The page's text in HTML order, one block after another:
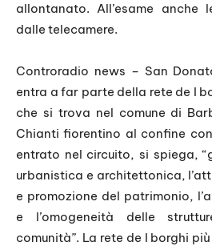
allontanato. All’esame anche
dalle telecamere.
Controradio news – San
entra a far parte della rete de I
che si trova nel comune di
Chianti fiorentino al confine
entrato nel circuito, si spiega,
urbanistica e architettonica,
e promozione del patrimonio,
e l’omogeneità delle
comunità”. La rete de I borghi